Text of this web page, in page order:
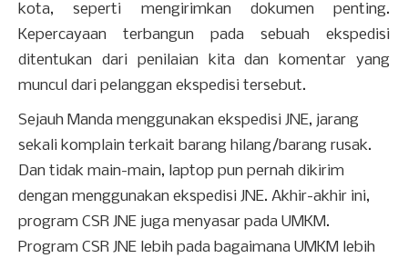
kota, seperti mengirimkan dokumen penting.
Kepercayaan terbangun pada sebuah ekspedisi
ditentukan dari penilaian kita dan komentar yang
muncul dari pelanggan ekspedisi tersebut.
Sejauh Manda menggunakan ekspedisi JNE, jarang
sekali komplain terkait barang hilang/barang rusak.
Dan tidak main-main, laptop pun pernah dikirim
dengan menggunakan ekspedisi JNE. Akhir-akhir ini,
program CSR JNE juga menyasar pada UMKM.
Program CSR JNE lebih pada bagaimana UMKM lebih